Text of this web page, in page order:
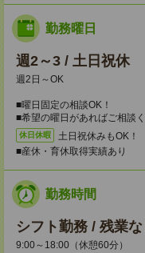
勤務曜日
週2～3 / 土日祝休
週2日～OK
■曜日固定の相談OK！
■希望の曜日があればご相談
休日休暇
土日祝休みもOK！
■産休・育休取得実績あり
勤務時間
シフト勤務 / 残業な
9:00～18:00（休憩60分）